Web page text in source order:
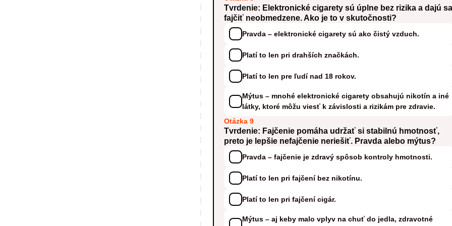
Tvrdenie: Elektronické cigarety sú úplne bez rizika a dajú sa
fajčiť neobmedzene. Ako je to v skutočnosti?
Pravda – elektronické cigarety sú ako čistý vzduch.
Platí to len pri drahších značkách.
Platí to len pre ľudí nad 18 rokov.
Mýtus – mnohé elektronické cigarety obsahujú nikotín a iné
látky, ktoré môžu viesť k závislosti a rizikám pre zdravie.
Otázka 9
Tvrdenie: Fajčenie pomáha udržať si stabilnú hmotnosť,
preto je lepšie nefajčenie neriešiť. Pravda alebo mýtus?
Pravda – fajčenie je zdravý spôsob kontroly hmotnosti.
Platí to len pri fajčení bez nikotínu.
Platí to len pri fajčení cigár.
Mýtus – aj keby malo vplyv na chuť do jedla, zdravotné